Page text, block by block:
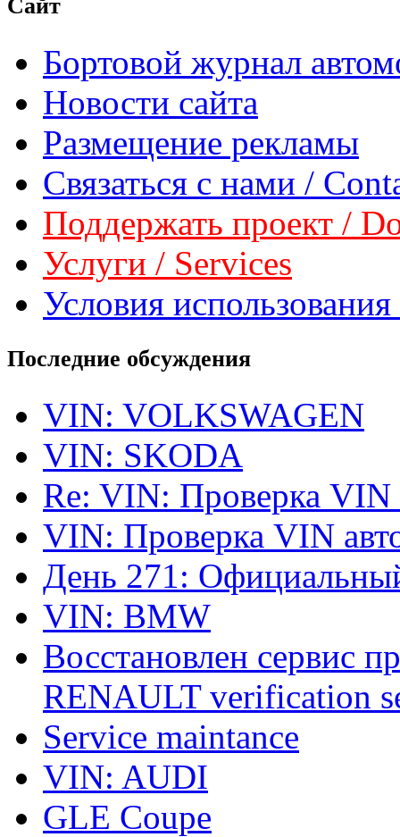
Сайт
Бортовой журнал
Новости сайта
Размещение рекламы
Связаться с нами /
Поддержать проект /
Услуги / Services
Условия
Последние обсуждения
VIN: VOLKSWAGEN
VIN: SKODA
Re: VIN: Проверка VIN
VIN: Проверка VIN
День 271:
VIN: BMW
Восстановлен сервис
RENAULT verification
Service maintance
VIN: AUDI
GLE Coupe